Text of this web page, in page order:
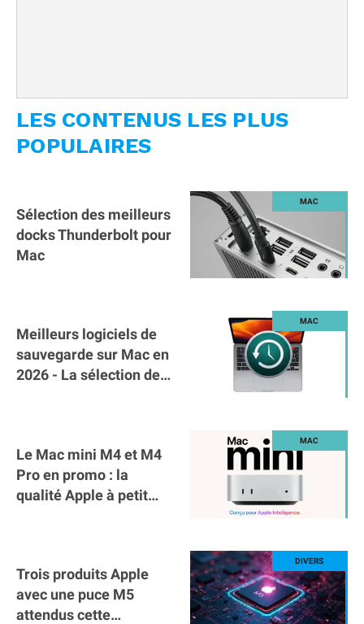
LES CONTENUS LES PLUS
POPULAIRES
Sélection des meilleurs
docks Thunderbolt pour
Mac
Meilleurs logiciels de
sauvegarde sur Mac en
2026 - La sélection de
Le Mac mini M4 et M4
Pro en promo : la
qualité Apple à petit
Trois produits Apple
avec une puce M5
attendus cette